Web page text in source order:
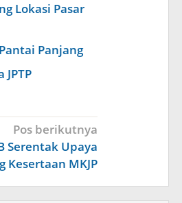
Lokasi Pasar
Panjang
Pos berikutnya
Serentak Upaya
Kesertaan MKJP